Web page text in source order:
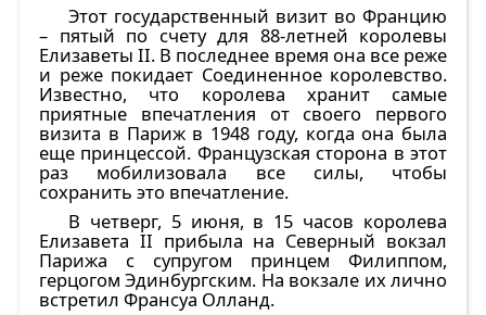
Этот государственный визит во Францию
– пятый по счету для 88-летней королевы
Елизаветы II. В последнее время она все реже
и реже покидает Соединенное королевство.
Известно, что королева хранит самые
приятные впечатления от своего первого
визита в Париж в 1948 году, когда она была
еще принцессой. Французская сторона в этот
раз мобилизовала все силы, чтобы
сохранить это впечатление.
В четверг, 5 июня, в 15 часов королева
Елизавета II прибыла на Северный вокзал
Парижа с супругом принцем Филиппом,
герцогом Эдинбургским. На вокзале их лично
встретил Франсуа Олланд.